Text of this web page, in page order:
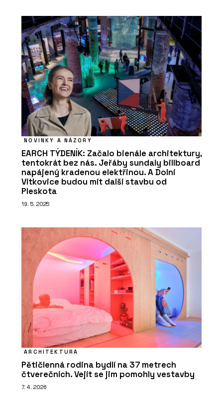
NOVINKY A NÁZORY
EARCH TÝDENÍK: Začalo bienále architektury,
tentokrát bez nás. Jeřáby sundaly billboard
napájený kradenou elektřinou. A Dolní
Vítkovice budou mít další stavbu od
Pleskota
19. 5. 2025
ARCHITEKTURA
Pětičlenná rodina bydlí na 37 metrech
čtverečních. Vejít se jim pomohly vestavby
7. 4. 2026